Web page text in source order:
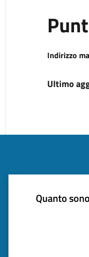
Indirizzo
Ultimo
Quanto